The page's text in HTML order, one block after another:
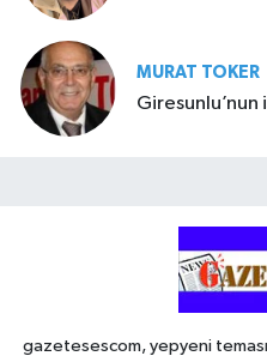
MURAT TOKER
Giresunlu’nun
gazetesescom, yepyeni